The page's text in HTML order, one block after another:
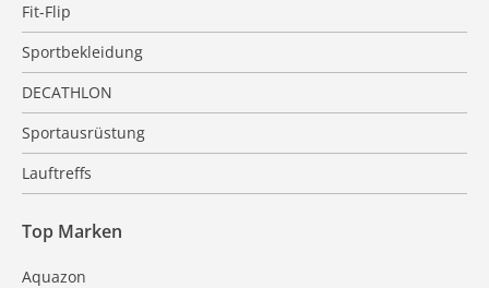
Fit-Flip
Sportbekleidung
DECATHLON
Sportausrüstung
Lauftreffs
Top Marken
Aquazon